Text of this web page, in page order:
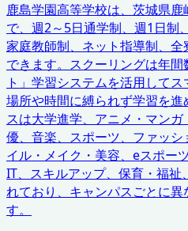
鹿島学園高等学校は、茨城県
で、週2～5日通学制、週1日制
家庭教師制、ネット指導制、
できます。スクーリングは年
ト」学習システムを活用して
場所や時間に縛られず学習を
スは大学進学、アニメ・マン
優、音楽、スポーツ、ファッ
イル・メイク・美容、eスポー
IT、スキルアップ、保育・福祉
れており、キャンパスごとに
す。